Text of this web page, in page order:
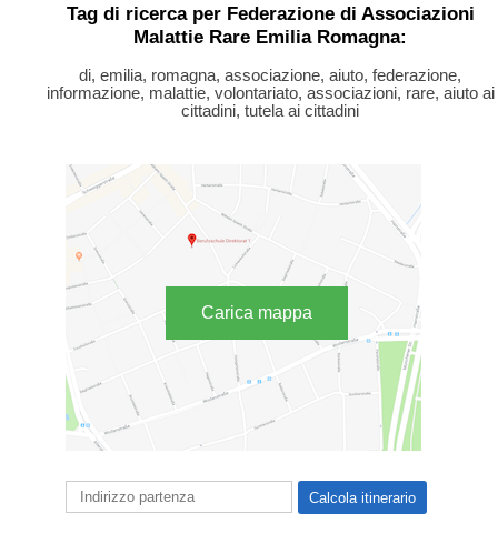
Tag di ricerca per Federazione di Associazioni
Malattie Rare Emilia Romagna:
di, emilia, romagna, associazione, aiuto, federazione,
informazione, malattie, volontariato, associazioni, rare, aiuto ai
cittadini, tutela ai cittadini
Carica mappa